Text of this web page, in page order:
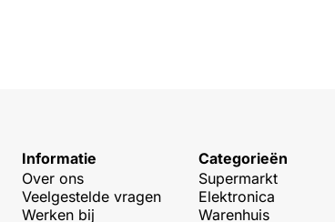
Informatie
Over ons
Veelgestelde vragen
Werken bij
Categorieën
Supermarkt
Elektronica
Warenhuis